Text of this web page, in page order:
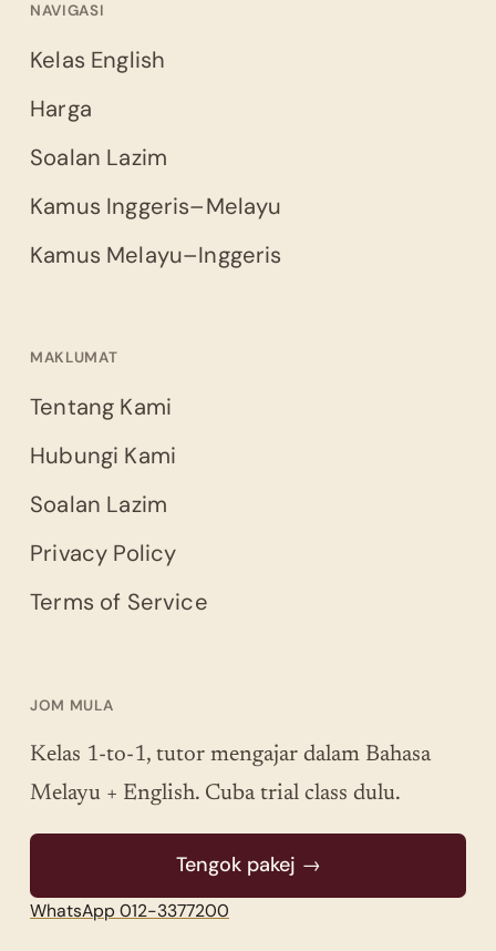
NAVIGASI
Kelas English
Harga
Soalan Lazim
Kamus Inggeris–Melayu
Kamus Melayu–Inggeris
MAKLUMAT
Tentang Kami
Hubungi Kami
Soalan Lazim
Privacy Policy
Terms of Service
JOM MULA
Kelas 1-to-1, tutor mengajar dalam Bahasa
Melayu + English. Cuba trial class dulu.
Tengok pakej →
WhatsApp 012-3377200